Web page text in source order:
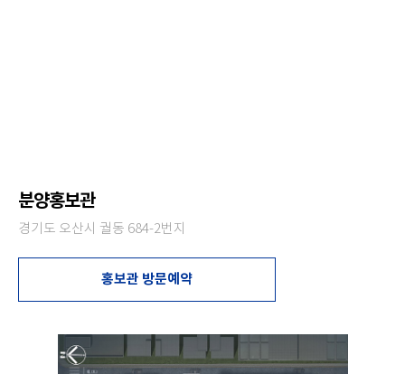
분양홍보관
경기도 오산시 궐동 684-2번지
홍보관 방문예약